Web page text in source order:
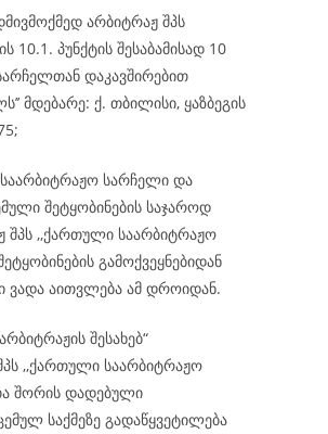
არბიტრაჟ შპს
პუნქტის შესაბამისად 10
დაკავშირებით
მდებარე: ქ. თბილისი, ყაზბეგის
სარჩელი და
შეტყობინების საჯაროდ
შპს ,,ქართული საარბიტრაჟო
გამოქვეყნებიდან
ვადა აითვლება ამ დროიდან.
შესახებ“
,,ქართული საარბიტრაჟო
შორის დადებული
საქმეზე გადაწყვეტილება